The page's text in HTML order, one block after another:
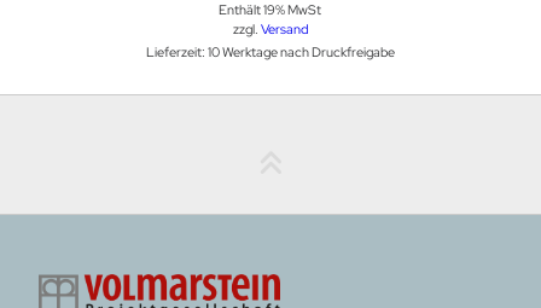
Enthält 19% MwSt
zzgl. Versand
Lieferzeit: 10 Werktage nach Druckfreigabe